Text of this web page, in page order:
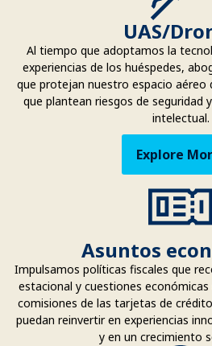
UAS/
Al tiempo que adoptamos la
experiencias de los huéspedes,
que protejan nuestro espacio aéreo
que plantean riesgos de seguridad
intelectual.
Explore
Asuntos
Impulsamos políticas fiscales que
estacional y cuestiones
comisiones de las tarjetas de
puedan reinvertir en experiencias
y en un crecimiento